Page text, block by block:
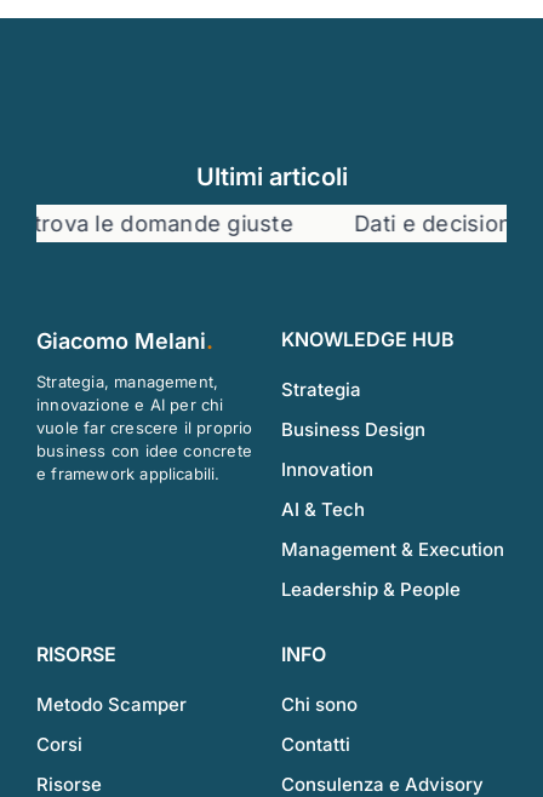
Ultimi articoli
giuste Dati e decisioni strategiche: la
Giacomo Melani.
Strategia, management,
innovazione e AI per chi
vuole far crescere il proprio
business con idee concrete
e framework applicabili.
KNOWLEDGE HUB
Strategia
Business Design
Innovation
AI & Tech
Management & Execution
Leadership & People
RISORSE
Metodo Scamper
Corsi
Risorse
INFO
Chi sono
Contatti
Consulenza e Advisory